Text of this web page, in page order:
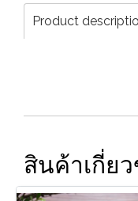
Product
สินค้าเกี่ย